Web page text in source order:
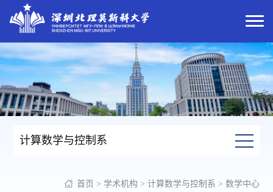
计算数学与控制系
首页 > 学术机构 > 计算数学与控制系 > 数学中心